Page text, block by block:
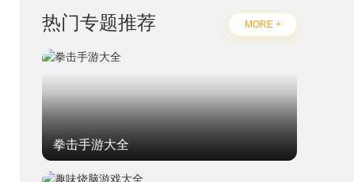
热门专题推荐 MORE +
拳击手游大全